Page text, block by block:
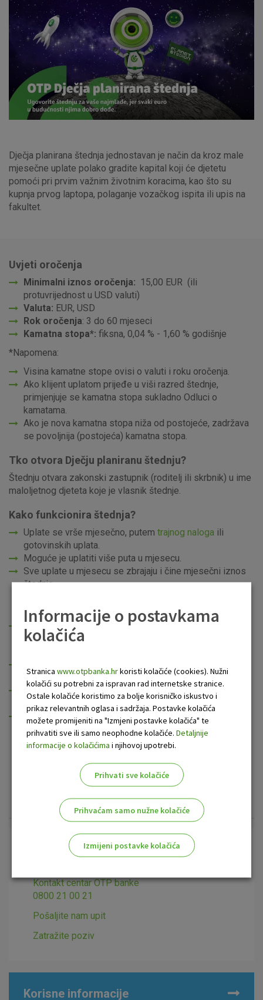
Dječja planirana štednja jednostavan je način da kroz male
mjesečne uplate polako gradite kapital koji će djetetu
pomoći pri prvim važnim životnim koracima, kao što su
kupnja prvog laptopa, polaganje vozačkog ispita ili upis na
fakultet.
Uvjeti oročenja
Minimalni iznos oročenja: 15,00 EUR (ili
protuvrijednost u USD valuti)
Valuta: EUR, USD
Rok oročenja: 3 do 60 mjeseci
Kamatna stopa*: fiksna, 0,04 % - 1,60 % godišnje
*Napomena:
Visina kamatne stope ovisi o valuti i roku oročenja.
Ako klijent uplatom prijeđe u viši razred štednje,
primjenjuje se kamatna stopa sukladno Odluci o
kamatama.
Ako je nova kamatna stopa niža od postojeće, zadržava
se povoljnija (postojeća) kamatna stopa.
Tko otvora Dječju planiranu štednju?
Štednju otvara zakonski zastupnik (roditelj ili skrbnik) u ime
maloljetnog djeteta koje je vlasnik štednje.
Kako funkcionira štednja?
Uplate se vrše mjesečno, putem trajnog naloga ili
gotovinskih uplata.
Moguće je uplatiti više puta u mjesecu.
Sve uplate u mjesecu se zbrajaju i čine mjesečni iznos
štednje.
Prednosti proizvoda:
redovita štednja usmjerena na konkretne buduće
potrebe djeteta (školovanje, vozački ispit, pokretanje
štednju;
jasno definiran mjesečni plan štednje uz opciju odabira
datuma izvršenja trajnog naloga;
opcija automatskog obnavljanja štednje – ako se na dan
isteka roka ne najavi prekid štednje, Dječja planirana
štednja automatski će se obnoviti po uvjetima koji
štednje te datum uplate).
Dodatno se informirajte
Kontakt centar OTP banke
0800 21 00 21
Pošaljite nam upit
Zatražite poziv
Korisne informacije
Informacije o postavkama
kolačića
Stranica www.otpbanka.hrkoristi kolačiće (cookies). Nužni
kolačići su potrebni za ispravan rad internetske stranice.
Ostale kolačiće koristimo za bolje korisničko iskustvo i
prikaz relevantnih oglasa i sadržaja. Postavke kolačića
možete promijeniti na "Izmjeni postavke kolačića" te
prihvatiti sve ili samo neophodne kolačiće. Detaljnije
informacije o kolačićima i njihovoj upotrebi.
Prihvati sve kolačiće
Prihvaćam samo nužne kolačiće
Izmijeni postavke kolačića